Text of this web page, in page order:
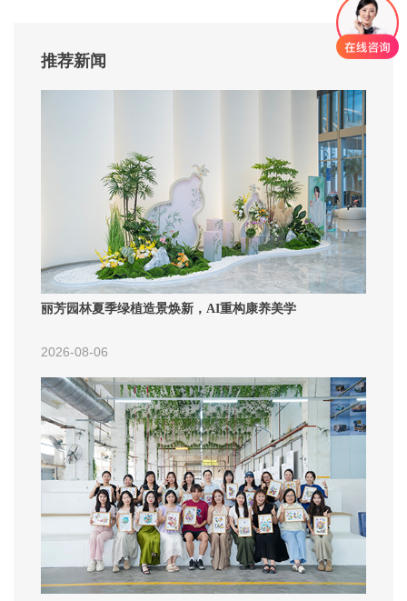
推荐新闻
丽芳园林夏季绿植造景焕新，AI重构康养美学
2026-08-06